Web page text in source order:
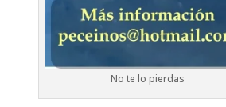
No te lo pierdas